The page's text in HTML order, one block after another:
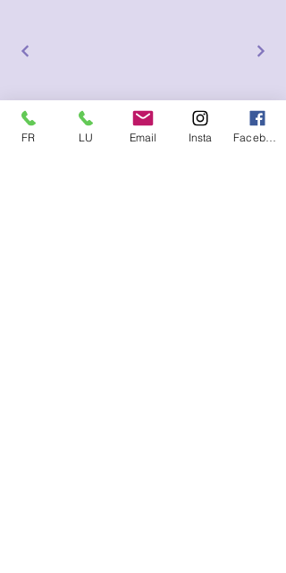
FR LU Email Insta